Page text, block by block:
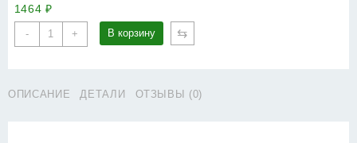
1464 ₽
-
Количество
товара
(Пунто)
+ В корзину ⇆
ОПИСАНИЕ ДЕТАЛИ ОТЗЫВЫ (0)